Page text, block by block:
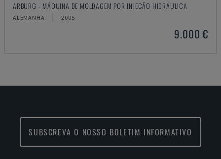
ARBURG - MÁQUINA DE MOLDAGEM POR INJEÇÃO HIDRÁULICA
ALEMANHA 2005
9.000 €
SUBSCREVA O NOSSO BOLETIM INFORMATIVO